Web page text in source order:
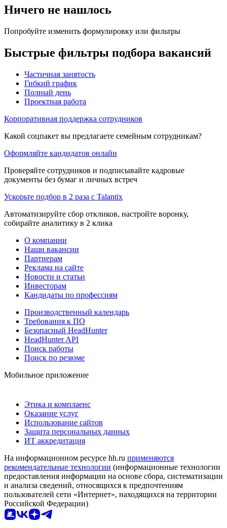
Ничего не нашлось
Попробуйте изменить формулировку или фильтры
Быстрые фильтры подбора вакансий
Частичная занятость
Гибкий график
Полный день
Проектная работа
Корпоративная поддержка сотрудников
Какой соцпакет вы предлагаете семейным сотрудникам?
Оформляйте кандидатов онлайн
Проверяйте сотрудников и подписывайте кадровые
документы без бумаг и личных встреч
Ускорьте подбор в 2 раза с Talantix
Автоматизируйте сбор откликов, настройте воронку,
собирайте аналитику в 2 клика
О компании
Наши вакансии
Партнерам
Реклама на сайте
Новости и статьи
Инвесторам
Кандидаты по профессиям
Производственный календарь
Требования к ПО
Безопасный HeadHunter
HeadHunter API
Поиск работы
Поиск по резюме
Мобильное приложение
Этика и комплаенс
Оказание услуг
Использование сайтов
Защита персональных данных
ИТ аккредитация
На информационном ресурсе hh.ru применяются
рекомендательные технологии (информационные технологии
предоставления информации на основе сбора, систематизации
и анализа сведений, относящихся к предпочтениям
пользователей сети «Интернет», находящихся на территории
Российской Федерации)